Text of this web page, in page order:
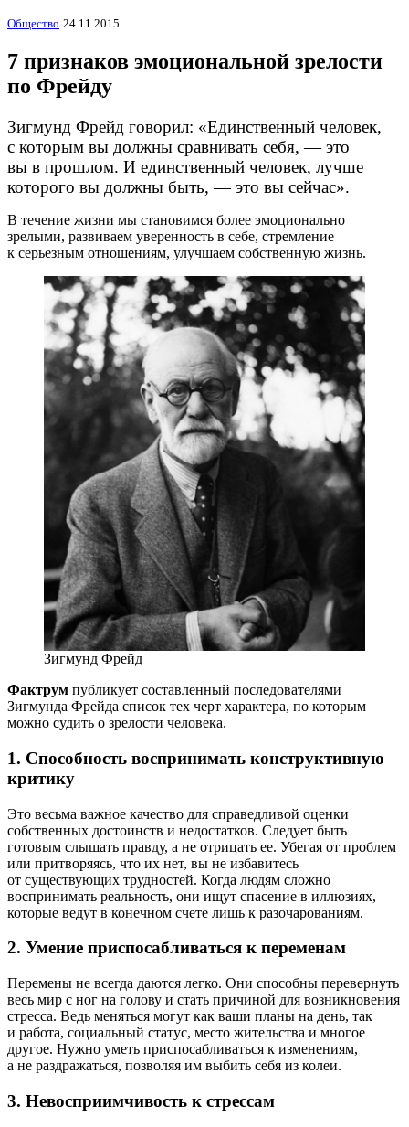
Общество 24.11.2015
7 признаков эмоциональной зрелости
по Фрейду
Зигмунд Фрейд говорил: «Единственный человек,
с которым вы должны сравнивать себя, — это
вы в прошлом. И единственный человек, лучше
которого вы должны быть, — это вы сейчас».
В течение жизни мы становимся более эмоционально
зрелыми, развиваем уверенность в себе, стремление
к серьезным отношениям, улучшаем собственную жизнь.
Зигмунд Фрейд
Фактрум публикует составленный последователями
Зигмунда Фрейда список тех черт характера, по которым
можно судить о зрелости человека.
1. Способность воспринимать конструктивную
критику
Это весьма важное качество для справедливой оценки
собственных достоинств и недостатков. Следует быть
готовым слышать правду, а не отрицать ее. Убегая от проблем
или притворяясь, что их нет, вы не избавитесь
от существующих трудностей. Когда людям сложно
воспринимать реальность, они ищут спасение в иллюзиях,
которые ведут в конечном счете лишь к разочарованиям.
2. Умение приспосабливаться к переменам
Перемены не всегда даются легко. Они способны перевернуть
весь мир с ног на голову и стать причиной для возникновения
стресса. Ведь меняться могут как ваши планы на день, так
и работа, социальный статус, место жительства и многое
другое. Нужно уметь приспосабливаться к изменениям,
а не раздражаться, позволяя им выбить себя из колеи.
3. Невосприимчивость к стрессам